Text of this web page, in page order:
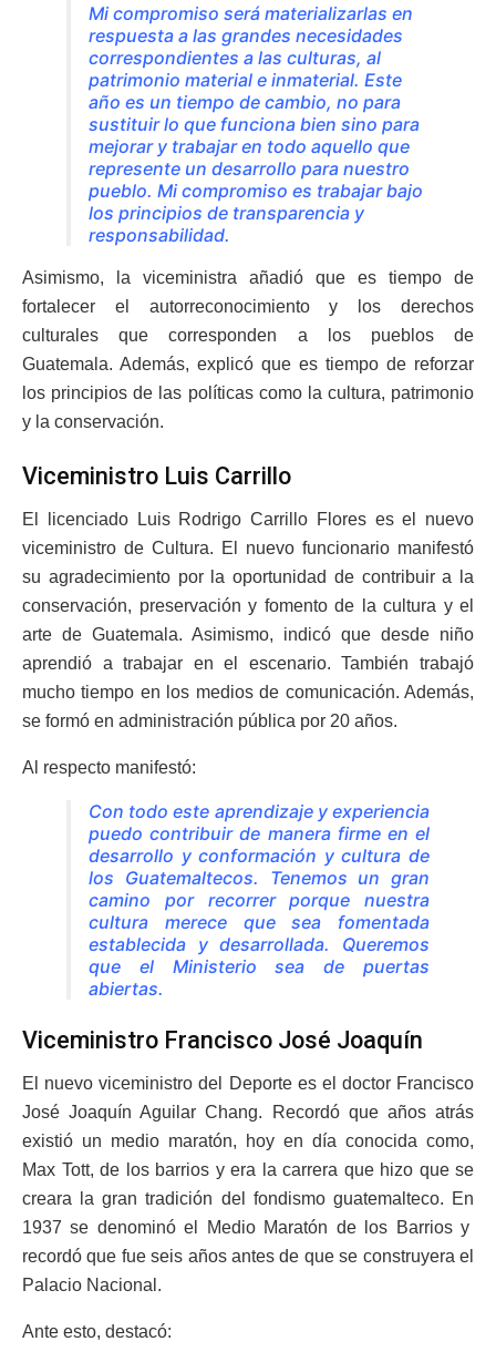
Mi compromiso será materializarlas en
respuesta a las grandes necesidades
correspondientes a las culturas, al
patrimonio material e inmaterial. Este
año es un tiempo de cambio, no para
sustituir lo que funciona bien sino para
mejorar y trabajar en todo aquello que
represente un desarrollo para nuestro
pueblo. Mi compromiso es trabajar bajo
los principios de transparencia y
responsabilidad.
Asimismo, la viceministra añadió que es tiempo de
fortalecer el autorreconocimiento y los derechos
culturales que corresponden a los pueblos de
Guatemala. Además, explicó que es tiempo de reforzar
los principios de las políticas como la cultura, patrimonio
y la conservación.
Viceministro Luis Carrillo
El licenciado Luis Rodrigo Carrillo Flores es el nuevo
viceministro de Cultura. El nuevo funcionario manifestó
su agradecimiento por la oportunidad de contribuir a la
conservación, preservación y fomento de la cultura y el
arte de Guatemala. Asimismo, indicó que desde niño
aprendió a trabajar en el escenario. También trabajó
mucho tiempo en los medios de comunicación. Además,
se formó en administración pública por 20 años.
Al respecto manifestó:
Con todo este aprendizaje y experiencia
puedo contribuir de manera firme en el
desarrollo y conformación y cultura de
los Guatemaltecos. Tenemos un gran
camino por recorrer porque nuestra
cultura merece que sea fomentada
establecida y desarrollada. Queremos
que el Ministerio sea de puertas
abiertas.
Viceministro Francisco José Joaquín
El nuevo viceministro del Deporte es el doctor Francisco
José Joaquín Aguilar Chang. Recordó que años atrás
existió un medio maratón, hoy en día conocida como,
Max Tott, de los barrios y era la carrera que hizo que se
creara la gran tradición del fondismo guatemalteco. En
1937 se denominó el Medio Maratón de los Barrios y
recordó que fue seis años antes de que se construyera el
Palacio Nacional.
Ante esto, destacó: